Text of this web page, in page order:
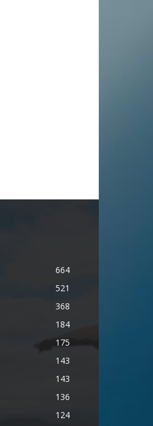
664
521
368
184
175
143
143
136
124